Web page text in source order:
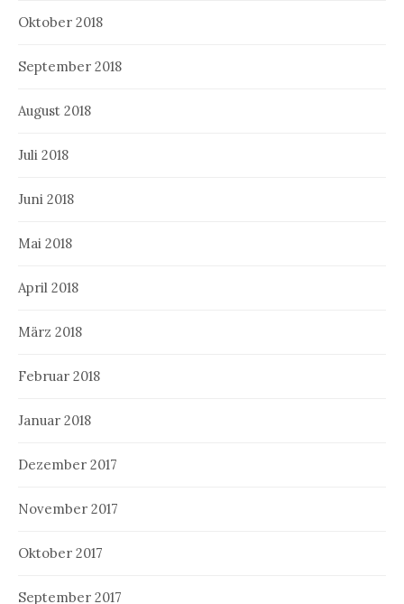
Oktober 2018
September 2018
August 2018
Juli 2018
Juni 2018
Mai 2018
April 2018
März 2018
Februar 2018
Januar 2018
Dezember 2017
November 2017
Oktober 2017
September 2017